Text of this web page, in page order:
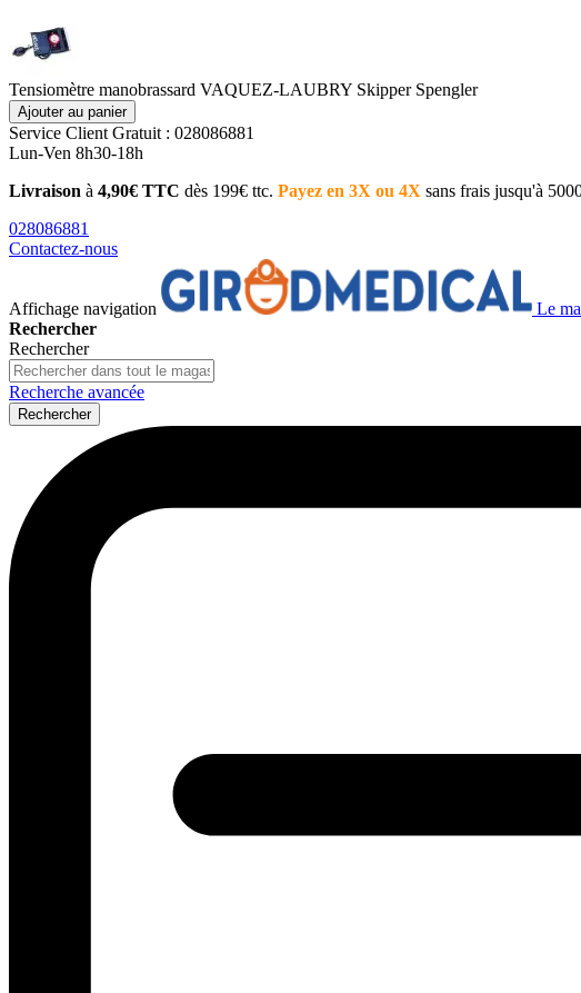
Tensiomètre manobrassard VAQUEZ-LAUBRY Skipper Spengler
Ajouter au panier
Service Client Gratuit : 028086881
Lun-Ven 8h30-18h
Livraison à 4,90€ TTC dès 199€ ttc. Payez en 3X ou 4X sans frais jusqu'à
028086881
Contactez-nous
Affichage navigation
Le
Rechercher
Rechercher
Recherche avancée
Rechercher